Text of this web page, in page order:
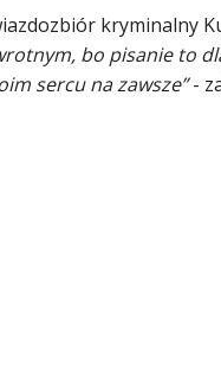
kryminalny
bo pisanie to
sercu na zawsze”-